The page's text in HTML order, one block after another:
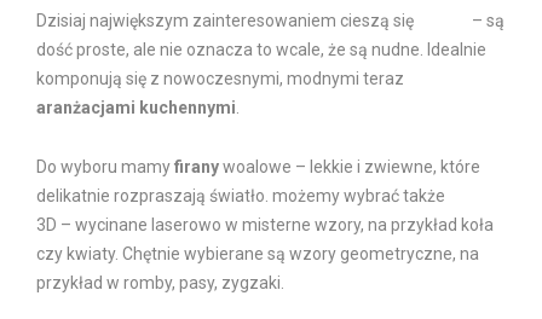
Dzisiaj największym zainteresowaniem cieszą się
– są
dość proste, ale nie oznacza to wcale, że są nudne. Idealnie
komponują się z nowoczesnymi, modnymi teraz
aranżacjami kuchennymi
Do wyboru mamyfiranywoalowe – lekkie i zwiewne, które
delikatnie rozpraszają światło. możemy wybrać także
3D – wycinane laserowo w misterne wzory, na przykład koła
czy kwiaty. Chętnie wybierane są wzory geometryczne, na
przykład w romby, pasy, zygzaki.